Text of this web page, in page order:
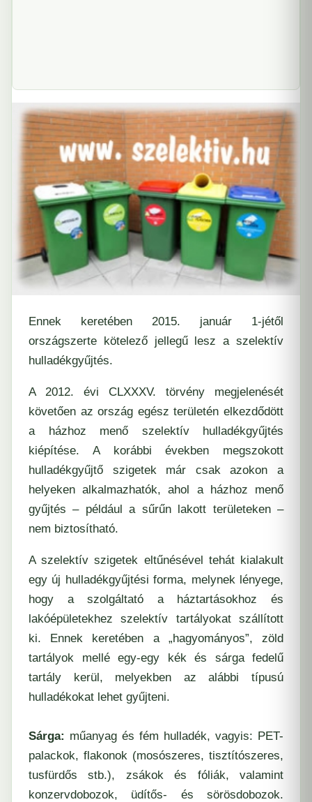
Ennek keretében 2015. január 1-jétől
országszerte kötelező jellegű lesz a szelektív
hulladékgyűjtés.
A 2012. évi CLXXXV. törvény megjelenését
követően az ország egész területén elkezdődött
a házhoz menő szelektív hulladékgyűjtés
kiépítése. A korábbi években megszokott
hulladékgyűjtő szigetek már csak azokon a
helyeken alkalmazhatók, ahol a házhoz menő
gyűjtés – például a sűrűn lakott területeken –
nem biztosítható.
A szelektív szigetek eltűnésével tehát kialakult
egy új hulladékgyűjtési forma, melynek lényege,
hogy a szolgáltató a háztartásokhoz és
lakóépületekhez szelektív tartályokat szállított
ki. Ennek keretében a „hagyományos”, zöld
tartályok mellé egy-egy kék és sárga fedelű
tartály kerül, melyekben az alábbi típusú
hulladékokat lehet gyűjteni.
Sárga: műanyag és fém hulladék, vagyis: PET-
palackok, flakonok (mosószeres, tisztítószeres,
tusfürdős stb.), zsákok és fóliák, valamint
konzervdobozok, üdítős- és sörösdobozok.